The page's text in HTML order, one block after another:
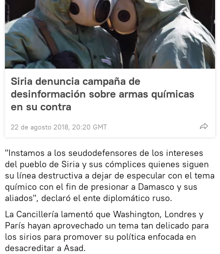
Siria denuncia campaña de
desinformación sobre armas químicas
en su contra
22 de agosto 2018, 20:20 GMT
"Instamos a los seudodefensores de los intereses
del pueblo de Siria y sus cómplices quienes siguen
su línea destructiva a dejar de especular con el tema
químico con el fin de presionar a Damasco y sus
aliados", declaró el ente diplomático ruso.
La Cancillería lamentó que Washington, Londres y
París hayan aprovechado un tema tan delicado para
los sirios para promover su política enfocada en
desacreditar a Asad.